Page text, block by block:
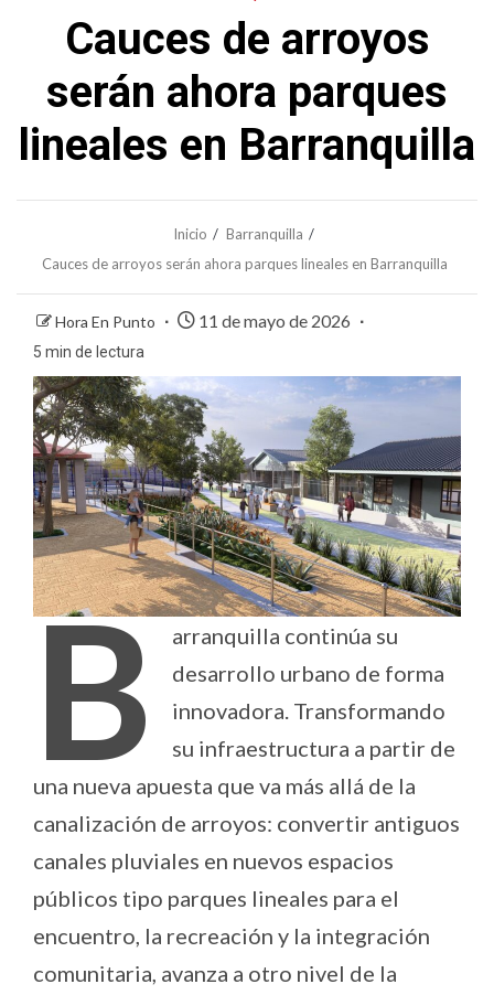
Cauces de arroyos
serán ahora parques
lineales en Barranquilla
Inicio
Barranquilla
Cauces de arroyos serán ahora parques lineales en Barranquilla
Hora En Punto 11 de mayo de 2026
5 min de lectura
B
arranquilla continúa su
desarrollo urbano de forma
innovadora. Transformando
su infraestructura a partir de
una nueva apuesta que va más allá de la
canalización de arroyos: convertir antiguos
canales pluviales en nuevos espacios
públicos tipo parques lineales para el
encuentro, la recreación y la integración
comunitaria, avanza a otro nivel de la